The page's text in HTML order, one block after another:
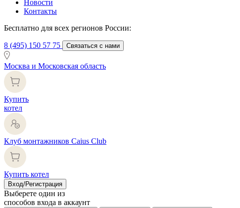
Новости
Контакты
Бесплатно для всех регионов России:
8 (495) 150 57 75 Связаться с нами
Москва и Московская область
Купить
котел
Клуб монтажников Caius Club
Купить котел
Вход/Регистрация
Выберете один из
способов входа в аккаунт